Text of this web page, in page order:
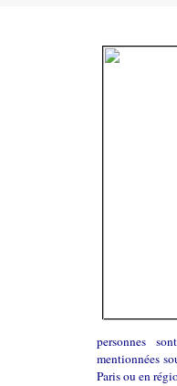
personnes
mentionnées
Paris ou en